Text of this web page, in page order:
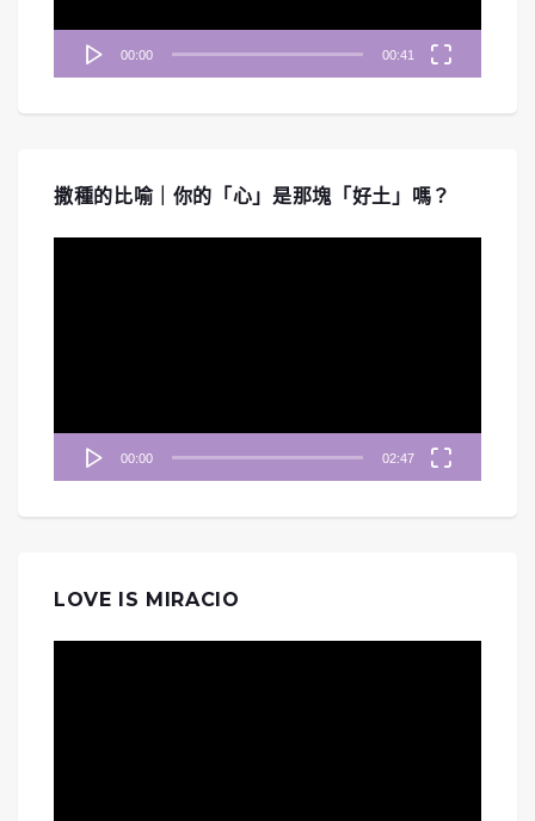
00:00 00:41
撒種的比喻｜你的「心」是那塊「好土」嗎？
00:00 02:47
LOVE IS MIRACIO